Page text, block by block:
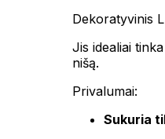
Dekoratyvinis
Jis idealiai
nišą.
Privalumai:
Sukuria